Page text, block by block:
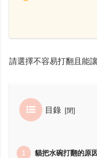
請選擇不容易打翻且能
目錄
貓把水碗打翻的原